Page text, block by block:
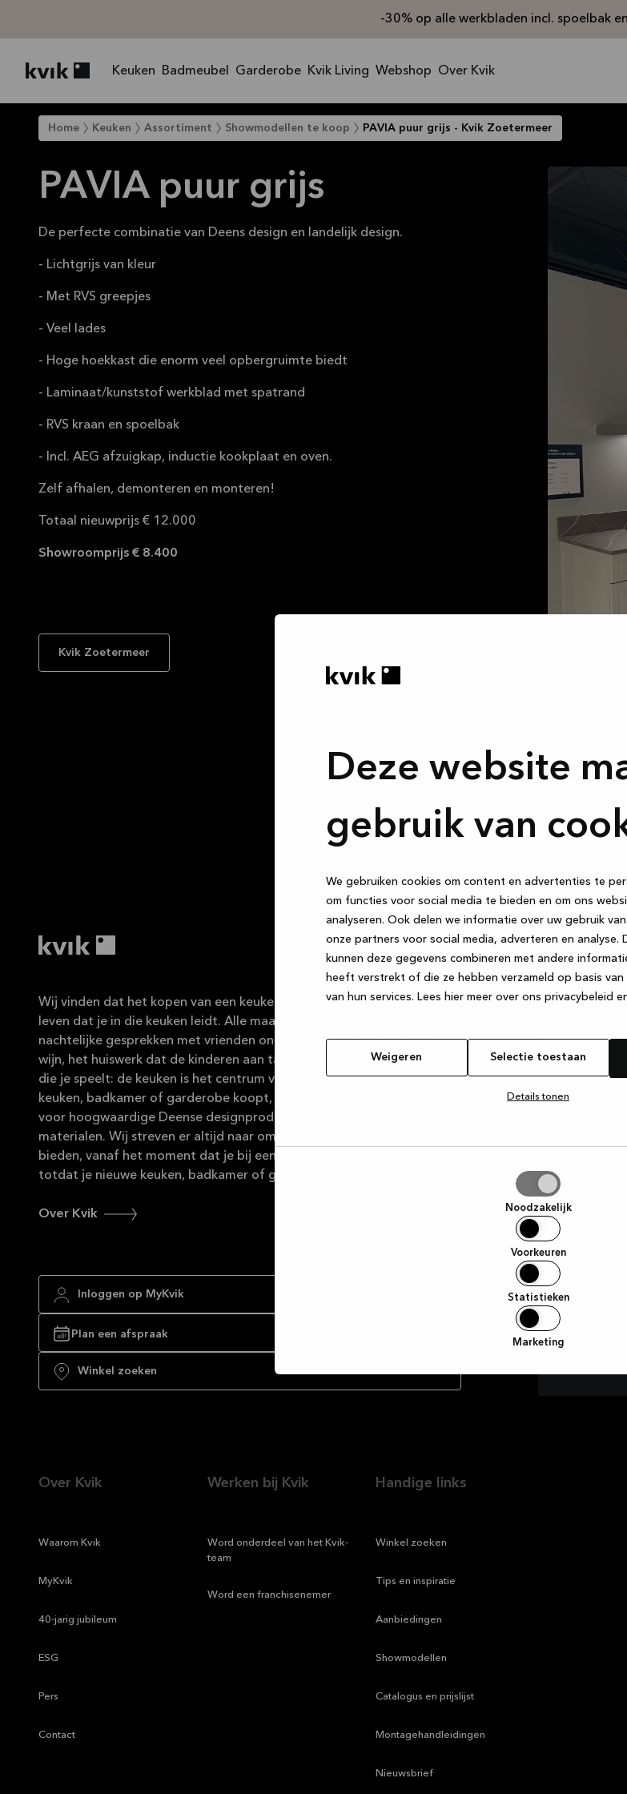
Deze website
gebruik van
We gebruiken cookies om content en advertenties te
om functies voor social media te bieden en om ons
analyseren. Ook delen we informatie over uw gebruik
onze partners voor social media, adverteren en analyse.
kunnen deze gegevens combineren met andere
heeft verstrekt of die ze hebben verzameld op basis van
van hun services. Lees hier meer over ons privacybeleid
Weigeren Selectie toestaan
Details tonen
Noodzakelijk
Voorkeuren
Statistieken
Marketing
-30% op alle werkbladen incl. spoelbak
Keuken Badmeubel Garderobe Kvik Living Webshop Over Kvik
Home Keuken Assortiment Showmodellen te koop PAVIA puur grijs - Kvik Zoetermeer
PAVIA puur grijs
De perfecte combinatie van Deens design en landelijk design.
- Lichtgrijs van kleur
- Met RVS greepjes
- Veel lades
- Hoge hoekkast die enorm veel opbergruimte biedt
- Laminaat/kunststof werkblad met spatrand
- RVS kraan en spoelbak
- Incl. AEG afzuigkap, inductie kookplaat en oven.
Zelf afhalen, demonteren en monteren!
Totaal nieuwprijs € 12.000
Showroomprijs € 8.400
Kvik Zoetermeer
Wij vinden dat het kopen van een keuken net zo fijn moet zijn als het
leven dat je in die keuken leidt. Alle maaltijden die je kookt, de
nachtelijke gesprekken met vrienden onder het genot van een glas
wijn, het huiswerk dat de kinderen aan tafel maken, de kaartspelletjes
die je speelt: de keuken is het centrum van je leven. Maar of je nu een
keuken, badkamer of garderobe koopt, wij zijn je vertrouwde partner
voor hoogwaardige Deense designproducten van duurzame
materialen. Wij streven er altijd naar om uitstekende klantenservice te
bieden, vanaf het moment dat je bij een van onze winkels binnenstapt,
totdat je nieuwe keuken, badkamer of garderobe helemaal klaar is.
Over Kvik
Inloggen op MyKvik
Plan een afspraak
Winkel zoeken
en —
Schrijf je
coole
Ik ga
Over Kvik
Waarom Kvik
MyKvik
40-jarig jubileum
ESG
Pers
Contact
Werken bij Kvik
Word onderdeel van het Kvik-
team
Word een franchisenemer
Handige links
—Winkel zoeken
Tips en inspiratie
—Aanbiedingen
—Showmodellen
—Catalogus en prijslijst
Montagehandleidingen
Nieuwsbrief